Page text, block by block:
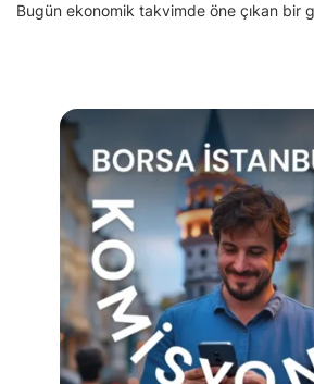
Bugün ekonomik takvimde öne çıkan bir